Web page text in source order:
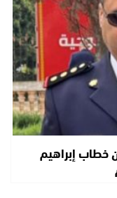
خطاب إبراهيم